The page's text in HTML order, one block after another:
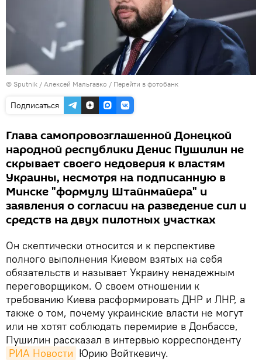
© Sputnik / Алексей Мальгавко / Перейти в фотобанк
Подписаться
Глава самопровозглашенной Донецкой
народной республики Денис Пушилин не
скрывает своего недоверия к властям
Украины, несмотря на подписанную в
Минске "формулу Штайнмайера" и
заявления о согласии на разведение сил и
средств на двух пилотных участках
Он скептически относится и к перспективе
полного выполнения Киевом взятых на себя
обязательств и называет Украину ненадежным
переговорщиком. О своем отношении к
требованию Киева расформировать ДНР и ЛНР, а
также о том, почему украинские власти не могут
или не хотят соблюдать перемирие в Донбассе,
Пушилин рассказал в интервью корреспонденту
РИА Новости Юрию Войткевичу.